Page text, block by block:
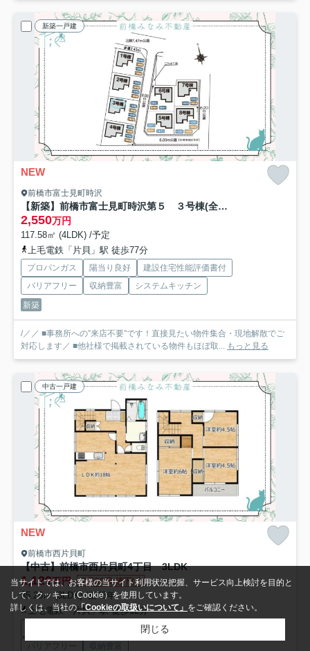
新築一戸建
NEW
前橋市富士見町時沢
【新築】前橋市富士見町時沢第５ ３号棟(全８棟) クリエートの家 新築建売分譲
2,550万円
117.58㎡ (4LDK) /予定
上毛電鉄「片貝」駅 徒歩77分
プロパンガス 陽当り良好
建設住宅性能評価書付
バリアフリー
収納豊富
システムキッチン
新築
/／／ ■事務所への”来店不要”です！直接見たい物件集合・現地解散でご
対応します／ ■他社様で掲載されている物件もほぼ取... もっと見る
中古一戸建
NEW
前橋市西片貝町
【中古】前橋市西片貝町4丁目 3LDK
1,129万円 7月30日 値下げ
85.28㎡ (3LDK) /築43年
上毛電鉄「片貝」駅 徒歩12分
陽当り良好
バリアフリー
収納豊富
当サイトでは、お客様の当サイト利用状況把握、サービス向上検討を目的と
して、クッキー（Cookie）を使用しています。
詳しくは、当社の「Cookieの取扱いについて」 をご確認ください。
閉じる